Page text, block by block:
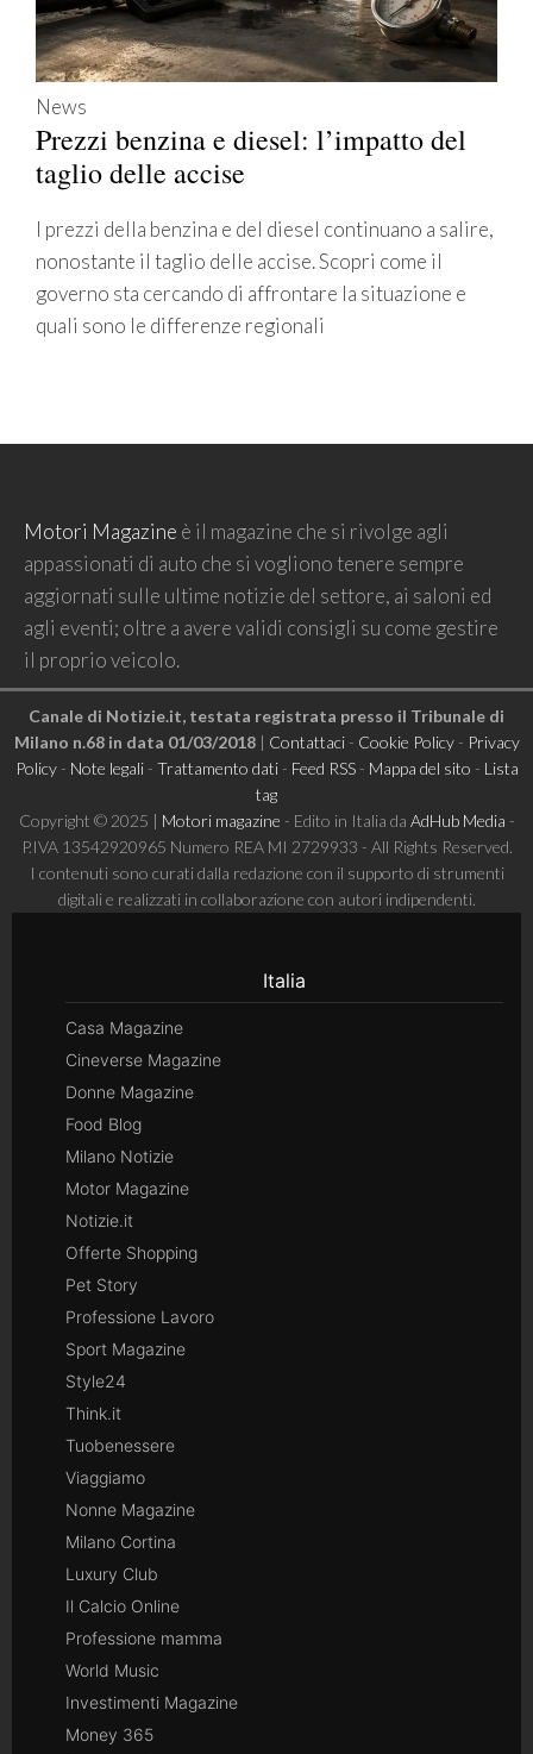
News
Prezzi benzina e diesel: l’impatto del
taglio delle accise
I prezzi della benzina e del diesel continuano a salire,
nonostante il taglio delle accise. Scopri come il
governo sta cercando di affrontare la situazione e
quali sono le differenze regionali
Motori Magazine è il magazine che si rivolge agli
appassionati di auto che si vogliono tenere sempre
aggiornati sulle ultime notizie del settore, ai saloni ed
agli eventi; oltre a avere validi consigli su come gestire
il proprio veicolo.
Canale di Notizie.it, testata registrata presso il Tribunale di
Milano n.68 in data 01/03/2018| Contattaci- Cookie Policy- Privacy
Policy- Note legali- Trattamento dati- Feed RSS- Mappa del sito - Lista
tag
Copyright © 2025 | Motori magazine - Edito in Italia da AdHub Media -
P.IVA 13542920965 Numero REA MI 2729933 - All Rights Reserved.
I contenuti sono curati dalla redazione con il supporto di strumenti
digitali e realizzati in collaborazione con autori indipendenti.
Italia
Casa Magazine
Cineverse Magazine
Donne Magazine
Food Blog
Milano Notizie
Motor Magazine
Notizie.it
Offerte Shopping
Pet Story
Professione Lavoro
Sport Magazine
Style24
Think.it
Tuobenessere
Viaggiamo
Nonne Magazine
Milano Cortina
Luxury Club
Il Calcio Online
Professione mamma
World Music
Investimenti Magazine
Money 365